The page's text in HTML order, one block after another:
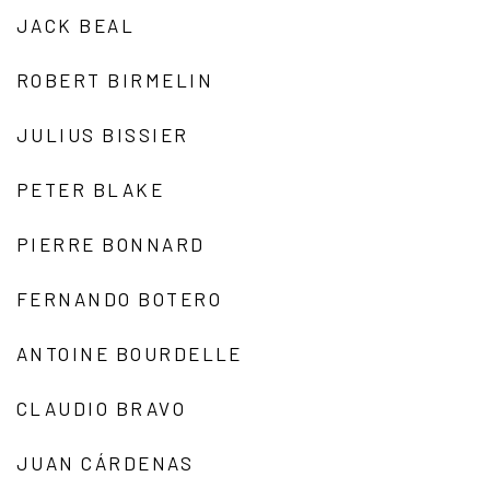
JACK BEAL
ROBERT BIRMELIN
JULIUS BISSIER
PETER BLAKE
PIERRE BONNARD
FERNANDO BOTERO
ANTOINE BOURDELLE
CLAUDIO BRAVO
JUAN CÁRDENAS